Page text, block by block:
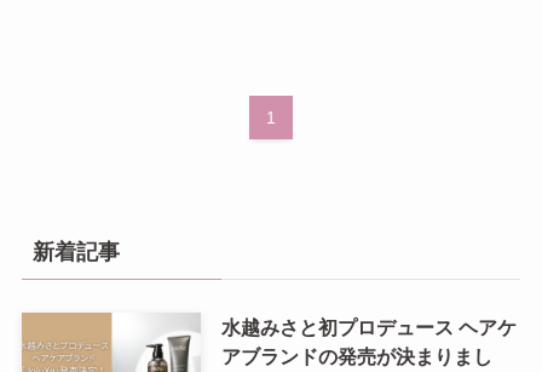
1
新着記事
水越みさと初プロデュース ヘアケ
アブランドの発売が決まりまし